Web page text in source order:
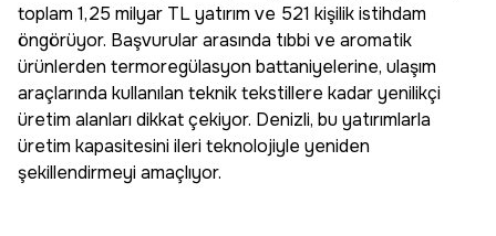
toplam 1,25 milyar TL yatırım ve 521 kişilik istihdam
öngörüyor. Başvurular arasında tıbbi ve aromatik
ürünlerden termoregülasyon battaniyelerine, ulaşım
araçlarında kullanılan teknik tekstillere kadar yenilikçi
üretim alanları dikkat çekiyor. Denizli, bu yatırımlarla
üretim kapasitesini ileri teknolojiyle yeniden
şekillendirmeyi amaçlıyor.